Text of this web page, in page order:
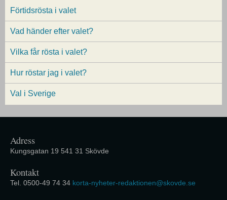
Förtidsrösta i valet
Vad händer efter valet?
Vilka får rösta i valet?
Hur röstar jag i valet?
Val i Sverige
Adress
Kungsgatan 19 541 31 Skövde
Kontakt
Tel. 0500-49 74 34 korta-nyheter-redaktionen@skovde.se